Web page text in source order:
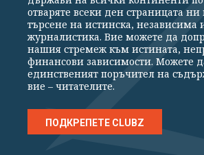
ПОЛИТИКА
руска операция под фалшив
отваряте всеки ден страницата ни
търсене на истинска, независима
журналистика. Вие можете да
нашия стремеж към истината,
финансови зависимости. Можете
единственият поръчител на
вие – читателите.
ПОДКРЕПЕТЕ CLUBZ